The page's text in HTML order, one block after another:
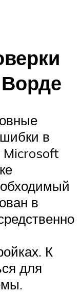
в
Microsoft
в
К
для